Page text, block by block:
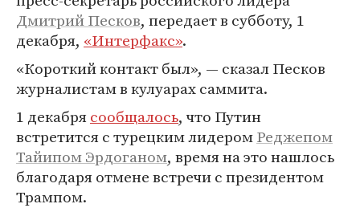
Дмитрий Песков, передает в субботу, 1
декабря, «Интерфакс».
«Короткий контакт был», — сказал Песков
журналистам в кулуарах саммита.
1 декабрясообщалось, что Путин
встретится с турецким лидеромРеджепом
Тайипом Эрдоганом, время на это нашлось
благодаря отмене встречи с президентом
Трампом.